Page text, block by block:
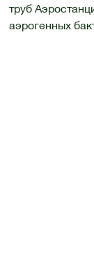
труб
аэрогенных